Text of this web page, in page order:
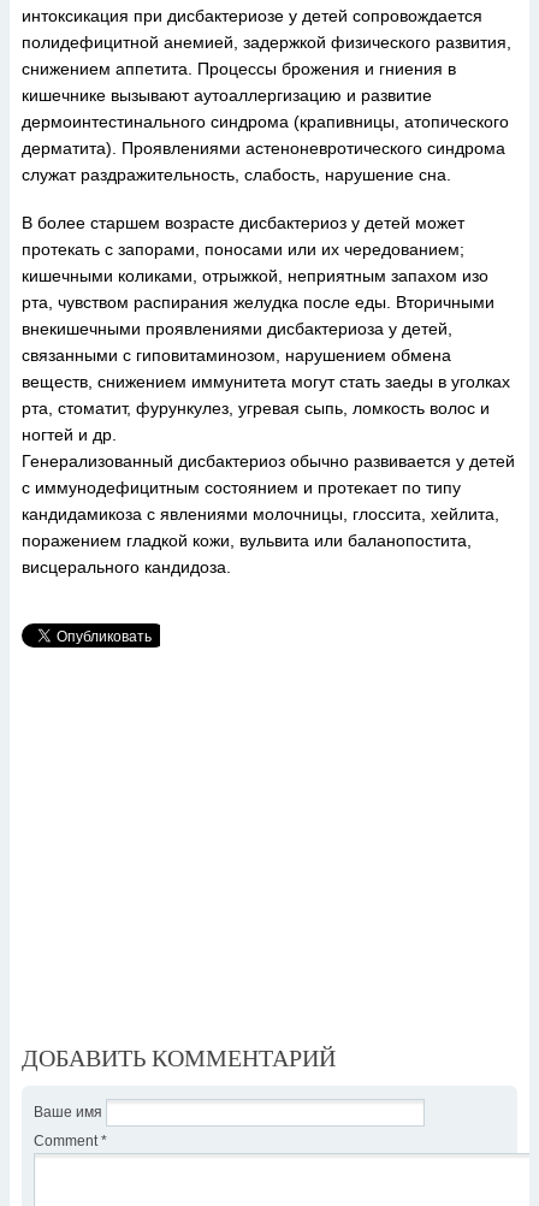
интоксикация при дисбактериозе у детей сопровождается
полидефицитной анемией, задержкой физического развития,
снижением аппетита. Процессы брожения и гниения в
кишечнике вызывают аутоаллергизацию и развитие
дермоинтестинального синдрома (крапивницы, атопического
дерматита). Проявлениями астеноневротического синдрома
служат раздражительность, слабость, нарушение сна.
В более старшем возрасте дисбактериоз у детей может
протекать с запорами, поносами или их чередованием;
кишечными коликами, отрыжкой, неприятным запахом изо
рта, чувством распирания желудка после еды. Вторичными
внекишечными проявлениями дисбактериоза у детей,
связанными с гиповитаминозом, нарушением обмена
веществ, снижением иммунитета могут стать заеды в уголках
рта, стоматит, фурункулез, угревая сыпь, ломкость волос и
ногтей и др.
Генерализованный дисбактериоз обычно развивается у детей
с иммунодефицитным состоянием и протекает по типу
кандидамикоза с явлениями молочницы, глоссита, хейлита,
поражением гладкой кожи, вульвита или баланопостита,
висцерального кандидоза.
ДОБАВИТЬ КОММЕНТАРИЙ
Ваше имя
Comment *